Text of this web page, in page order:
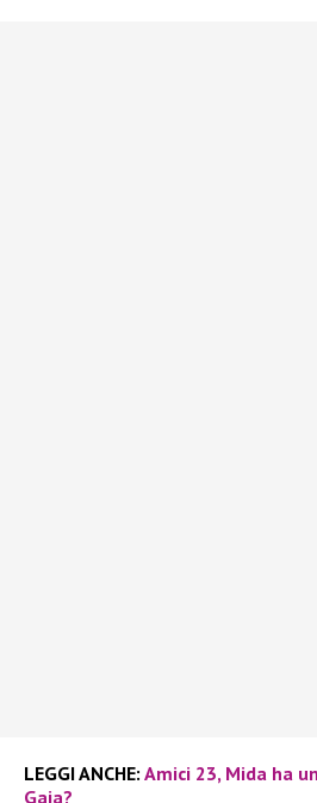
LEGGI ANCHE: Amici 23, Mida ha
Gaia?